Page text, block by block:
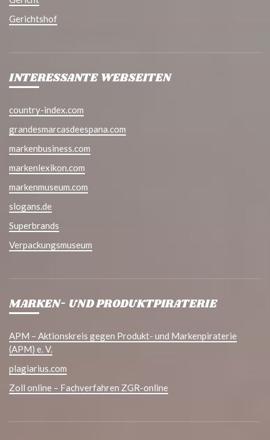
Gerichtshof
INTERESSANTE WEBSEITEN
country-index.com
grandesmarcasdeespana.com
markenbusiness.com
markenlexikon.com
markenmuseum.com
slogans.de
Superbrands
Verpackungsmuseum
MARKEN- UND PRODUKTPIRATERIE
APM – Aktionskreis gegen Produkt- und Markenpiraterie
(APM) e. V.
plagiarius.com
Zoll online – Fachverfahren ZGR-online